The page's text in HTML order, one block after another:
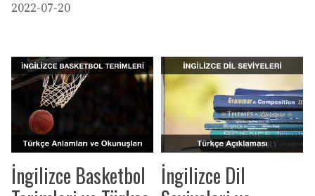
2022-07-20
İngilizce Basketbol
İngilizce Dil